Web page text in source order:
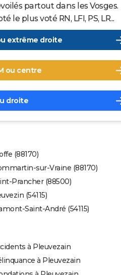
partout dans les Vosges.
plus voté RN, LFI, PS, LR...
extrême droite
ou centre
droite
(88170)
sur-Vraine (88170)
Prancher (88500)
(54115)
Saint-André (54115)
à Pleuvezain
à Pleuvezain